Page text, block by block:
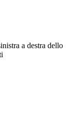
a destra dello